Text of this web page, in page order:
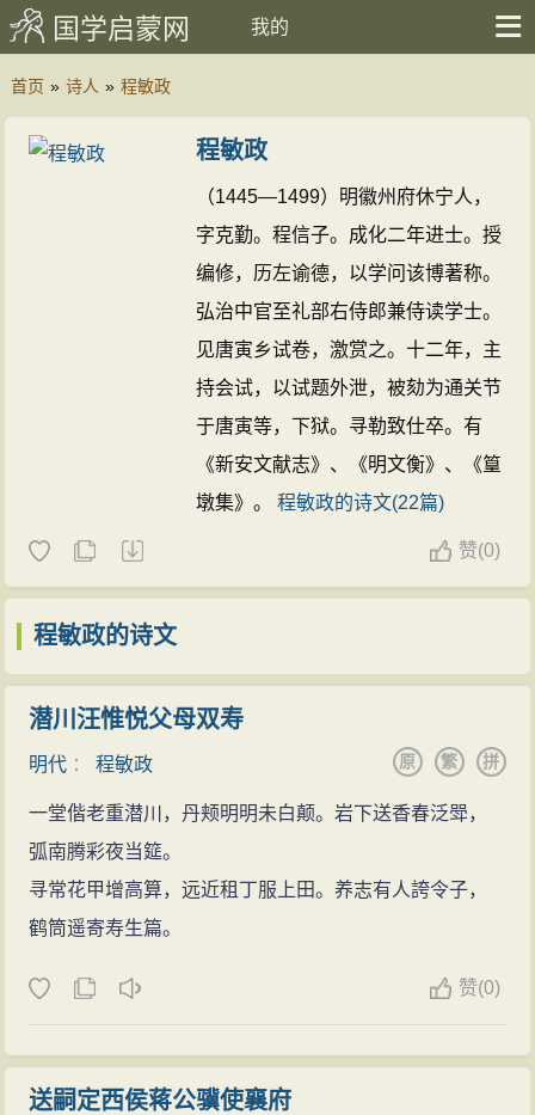
国学启蒙网 我的
首页 » 诗人 » 程敏政
程敏政
（1445—1499）明徽州府休宁人，
字克勤。程信子。成化二年进士。授
编修，历左谕德，以学问该博著称。
弘治中官至礼部右侍郎兼侍读学士。
见唐寅乡试卷，激赏之。十二年，主
持会试，以试题外泄，被劾为通关节
于唐寅等，下狱。寻勒致仕卒。有
《新安文献志》、《明文衡》、《篁
墩集》。程敏政的诗文(22篇)
赞(0)
程敏政的诗文
潜川汪惟悦父母双寿
明代 ：程敏政 拼
繁
原
一堂偕老重潜川，丹颊明明未白颠。岩下送香春泛斝，
弧南腾彩夜当筵。
寻常花甲增高算，远近租丁服上田。养志有人誇令子，
鹤筒遥寄寿生篇。
赞(0)
送嗣定西侯蒋公骥使襄府